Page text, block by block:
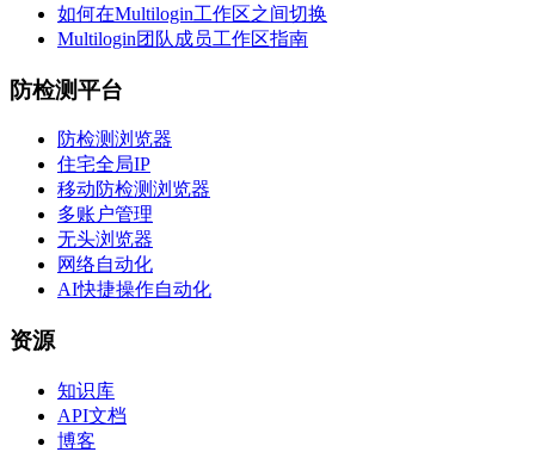
如何在Multilogin工作区之间切换
Multilogin团队成员工作区指南
防检测平台
防检测浏览器
住宅全局IP
移动防检测浏览器
多账户管理
无头浏览器
网络自动化
AI快捷操作自动化
资源
知识库
API文档
博客